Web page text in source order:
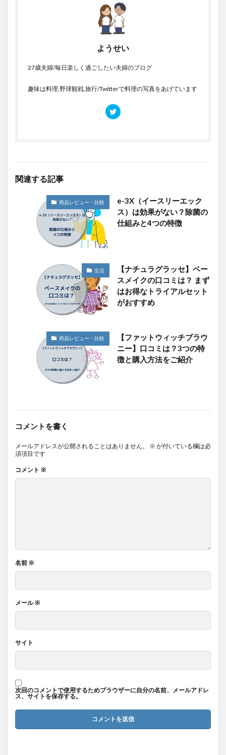
ようせい
27歳夫婦/毎日楽しく過ごしたい夫婦のブログ
趣味は料理,野球観戦,旅行/Twitterで料理の写真をあげています
関連する記事
商品レビュー・比較
e-3X（イースリーエック
ス）は効果がない？除菌の
仕組みと4つの特徴
生活
【ナチュラグラッセ】ベー
スメイクの口コミは？ まず
はお得なトライアルセット
がおすすめ
商品レビュー・比較
【ファットウィッチブラウ
ニー】口コミは？3つの特
徴と購入方法をご紹介
コメントを書く
メールアドレスが公開されることはありません。 ※ が付いている欄は必
須項目です
コメント ※
名前 ※
メール※
サイト
次回のコメントで使用するためブラウザーに自分の名前、メールアドレ
ス、サイトを保存する。